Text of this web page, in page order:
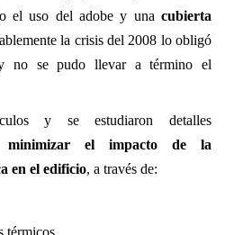
el uso del adobe y una cubierta
la crisis del 2008 lo obligó
no se pudo llevar a término el
y se estudiaron detalles
minimizar el impacto de la
en el edificio, a través de:
térmicos,